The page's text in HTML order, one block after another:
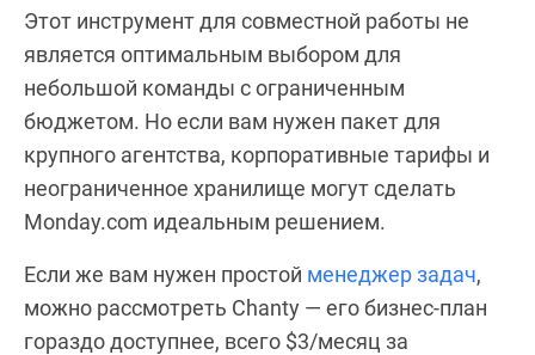
Этот инструмент для совместной работы не
является оптимальным выбором для
небольшой команды с ограниченным
бюджетом. Но если вам нужен пакет для
крупного агентства, корпоративные тарифы и
неограниченное хранилище могут сделать
Monday.com идеальным решением.
Если же вам нужен простой менеджер задач,
можно рассмотреть Chanty — его бизнес-план
гораздо доступнее, всего $3/месяц за